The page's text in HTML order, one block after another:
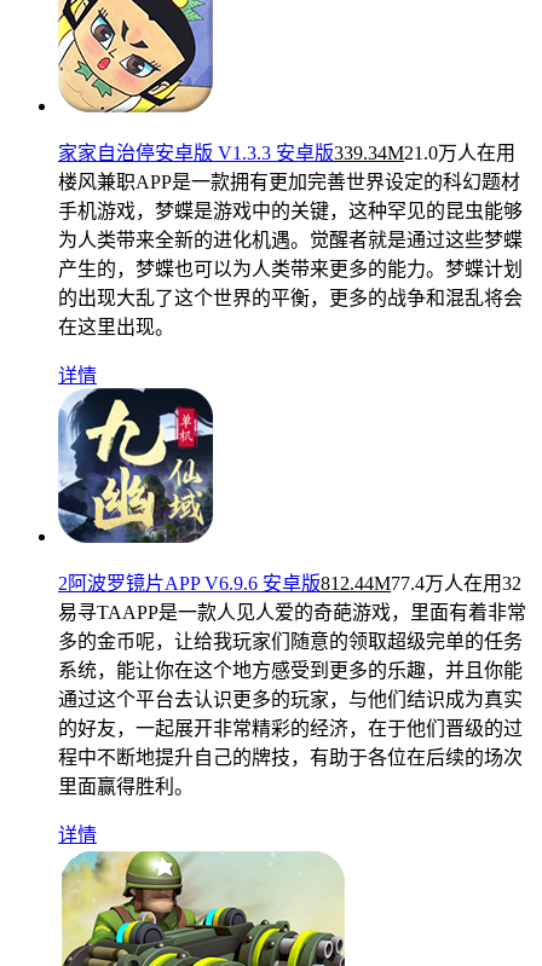
家家自治停安卓版 V1.3.3 安卓版339.34M21.0万人在用
楼风兼职APP是一款拥有更加完善世界设定的科幻题材
手机游戏，梦蝶是游戏中的关键，这种罕见的昆虫能够
为人类带来全新的进化机遇。觉醒者就是通过这些梦蝶
产生的，梦蝶也可以为人类带来更多的能力。梦蝶计划
的出现大乱了这个世界的平衡，更多的战争和混乱将会
在这里出现。
详情
2阿波罗镜片APP V6.9.6 安卓版812.44M77.4万人在用32
易寻TAAPP是一款人见人爱的奇葩游戏，里面有着非常
多的金币呢，让给我玩家们随意的领取超级完单的任务
系统，能让你在这个地方感受到更多的乐趣，并且你能
通过这个平台去认识更多的玩家，与他们结识成为真实
的好友，一起展开非常精彩的经济，在于他们晋级的过
程中不断地提升自己的牌技，有助于各位在后续的场次
里面赢得胜利。
详情